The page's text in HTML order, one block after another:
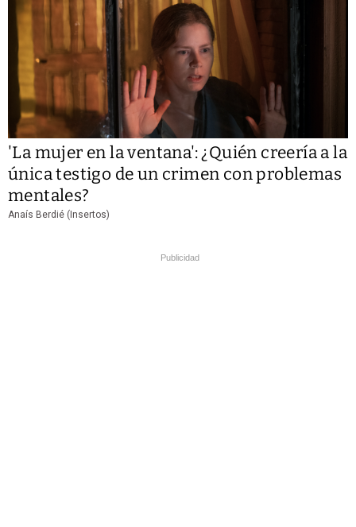
'La mujer en la ventana': ¿Quién creería a la
única testigo de un crimen con problemas
mentales?
Anaís Berdié (Insertos)
Publicidad